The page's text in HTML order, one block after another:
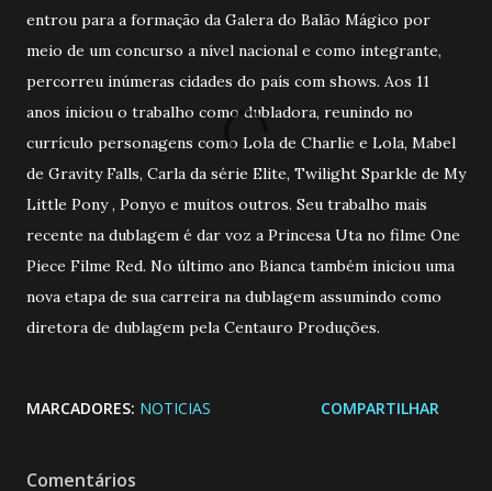
entrou para a formação da Galera do Balão Mágico por
meio de um concurso a nível nacional e como integrante,
percorreu inúmeras cidades do país com shows. Aos 11
anos iniciou o trabalho como dubladora, reunindo no
currículo personagens como Lola de Charlie e Lola, Mabel
de Gravity Falls, Carla da série Elite, Twilight Sparkle de My
Little Pony , Ponyo e muitos outros. Seu trabalho mais
recente na dublagem é dar voz a Princesa Uta no filme One
Piece Filme Red. No último ano Bianca também iniciou uma
nova etapa de sua carreira na dublagem assumindo como
diretora de dublagem pela Centauro Produções.
MARCADORES: NOTICIAS COMPARTILHAR
Comentários